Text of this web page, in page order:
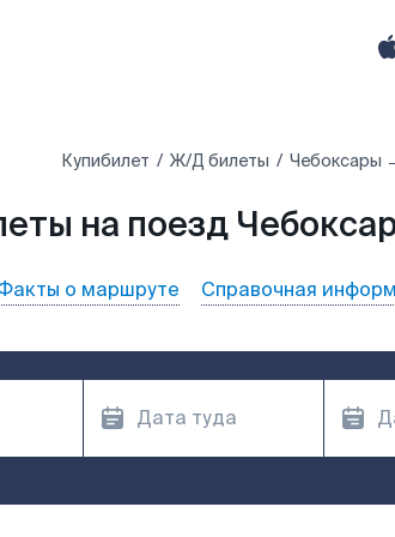
Купибилет Ж/Д билеты Чебоксары
на поезд
о маршруте Справочная